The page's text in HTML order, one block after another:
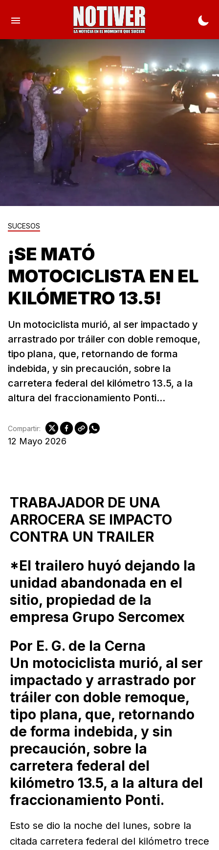
SUCESOS
¡SE MATÓ
MOTOCICLISTA EN EL
KILÓMETRO 13.5!
Un motociclista murió, al ser impactado y
arrastrado por tráiler con doble remoque,
tipo plana, que, retornando de forma
indebida, y sin precaución, sobre la
carretera federal del kilómetro 13.5, a la
altura del fraccionamiento Ponti...
12 Mayo 2026
Compartir:
TRABAJADOR DE UNA
ARROCERA SE IMPACTO
CONTRA UN TRAILER
*El trailero huyó dejando la
unidad abandonada en el
sitio, propiedad de la
empresa Grupo Sercomex
Por E. G. de la Cerna
Un motociclista murió, al ser
impactado y arrastrado por
tráiler con doble remoque,
tipo plana, que, retornando
de forma indebida, y sin
precaución, sobre la
carretera federal del
kilómetro 13.5, a la altura del
fraccionamiento Ponti.
Esto se dio la noche del lunes, sobre la
citada carretera federal del kilómetro trece